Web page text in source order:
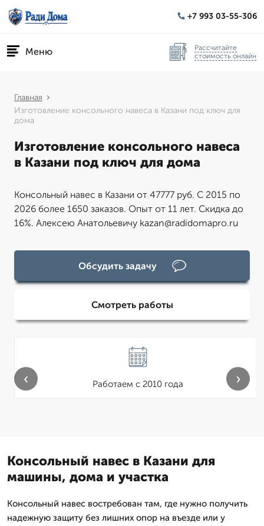
+7 993 03-55-306
Меню
Рассчитайте
стоимость онлайн
Главная
Изготовление консольного навеса в Казани под ключ для
дома
Изготовление консольного навеса
в Казани под ключ для дома
Консольный навес в Казани от 47777 руб. С 2015 по
2026 более 1650 заказов. Опыт от 11 лет. Скидка до
16%. Алексею Анатольевичу kazan@radidomapro.ru
Обсудить задачу
Смотреть работы
Работаем с 2010 года
‹ ›
Консольный навес в Казани для
машины, дома и участка
Консольный навес востребован там, где нужно получить
надежную защиту без лишних опор на въезде или у